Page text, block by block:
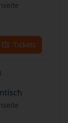
Tickets